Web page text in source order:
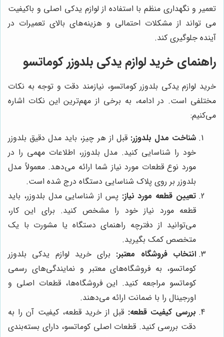
تعمیر و نگهداری منظم با استفاده از لوازم یدکی اصلی و باکیفیت
می تواند از مشکلات احتمالی و هزینه‌های بالای تعمیرات در
آینده جلوگیری کند.
راهنمای خرید لوازم یدکی بلدوزر کوماتسو
خرید لوازم یدکی بلدوزر کوماتسو، نیازمند دقت و توجه به نکات
مختلفی است. در ادامه، به برخی از مهم‌ترین این نکات اشاره
می‌کنیم:
شناخت مدل بلدوزر: قبل از هر چیز، باید مدل دقیق بلدوزر
خود را شناسایی کنید. مدل بلدوزر، اطلاعات مهمی را در
مورد نوع قطعات مورد نیاز شما ارائه می‌دهد. معمولاً مدل
بلدوزر بر روی پلاک شناسایی دستگاه درج شده است.
تعیین قطعه مورد نیاز: پس از شناسایی مدل بلدوزر، باید
قطعه مورد نیاز خود را مشخص کنید. برای این کار،
می‌توانید از دفترچه راهنمای دستگاه یا مشورت با یک
متخصص کمک بگیرید.
انتخاب فروشگاه معتبر: برای خرید لوازم یدکی بلدوزر
کوماتسو، به فروشگاه‌های معتبر و نمایندگی‌های رسمی
کوماتسو مراجعه کنید. این فروشگاه‌ها، قطعات اصلی و
اورجینال را با ضمانت ارائه می‌دهند.
بررسی کیفیت قطعه: قبل از خرید قطعه، کیفیت آن را به
دقت بررسی کنید. قطعات اصلی کوماتسو، دارای بسته‌بندی